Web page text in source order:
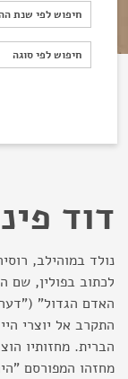
חיפוש לפי שנת
חיפוש לפי שנת
חיפוש לפי סוגה
חיפוש לפי סוגה
דוד
נולד במוהילב,
לכתוב בפולין, שם
האדם הגדול" ("דער
הברית. מחזותיו
מחזהו המפורסם